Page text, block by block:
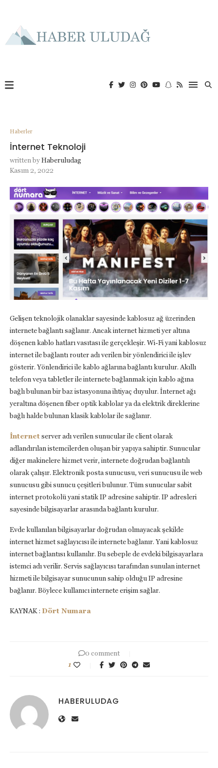
Haberler
İnternet Teknoloji
written byHaberuludag
Kasım 2, 2022
Gelişen teknolojik olanaklar sayesinde kablosuz ağ üzerinden
internete bağlantı sağlanır. Ancak internet hizmeti yer altına
döşenen kablo hatları vasıtası ile gerçekleşir. Wi-Fi yani kablosuz
internet ile bağlantı router adı verilen bir yönlendirici ile işlev
gösterir. Yönlendirici ile kablo ağlarına bağlantı kurulur. Akıllı
telefon veya tabletler ile internete bağlanmak için kablo ağına
bağlı bulunan bir baz istasyonuna ihtiyaç duyulur. İnternet ağı
yeraltına döşenen fiber optik kablolar ya da elektrik direklerine
bağlı halde bulunan klasik kablolar ile sağlanır.
İnternetserver adı verilen sunucular ile client olarak
adlandırılan istemcilerden oluşan bir yapıya sahiptir. Sunucular
diğer makinelere hizmet verir, internete doğrudan bağlantılı
olarak çalışır. Elektronik posta sunucusu, veri sunucusu ile web
sunucusu gibi sunucu çeşitleri bulunur. Tüm sunucular sabit
internet protokolü yani statik IP adresine sahiptir. IP adresleri
sayesinde bilgisayarlar arasında bağlantı kurulur.
Evde kullanılan bilgisayarlar doğrudan olmayacak şekilde
internet hizmet sağlayıcısı ile internete bağlanır. Yani kablosuz
internet bağlantısı kullanılır. Bu sebeple de evdeki bilgisayarlara
istemci adı verilir. Servis sağlayıcısı tarafından sunulan internet
hizmeti ile bilgisayar sunucunun sahip olduğu IP adresine
bağlanır. Böylece kullanıcı internete erişim sağlar.
KAYNAK : Dört Numara
0 comment
1
HABERULUDAG